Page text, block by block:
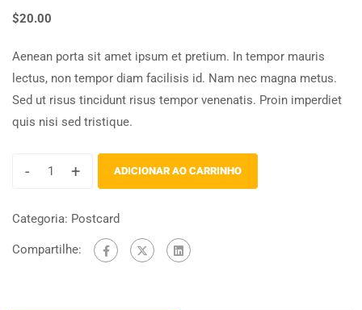
$20.00
Aenean porta sit amet ipsum et pretium. In tempor mauris
lectus, non tempor diam facilisis id. Nam nec magna metus.
Sed ut risus tincidunt risus tempor venenatis. Proin imperdiet
quis nisi sed tristique.
- + ADICIONAR AO CARRINHO
Categoria: Postcard
Compartilhe: